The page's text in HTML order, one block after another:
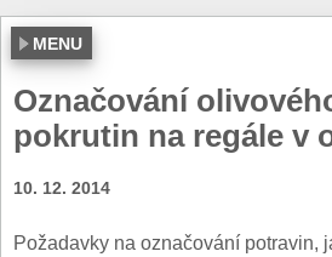
MENU
Označování
pokrutin na regále v
10. 12. 2014
Požadavky na označování potravin,